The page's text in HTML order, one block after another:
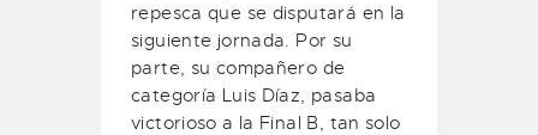
repesca que se disputará en la
siguiente jornada. Por su
parte, su compañero de
categoría Luis Díaz, pasaba
victorioso a la Final B, tan solo